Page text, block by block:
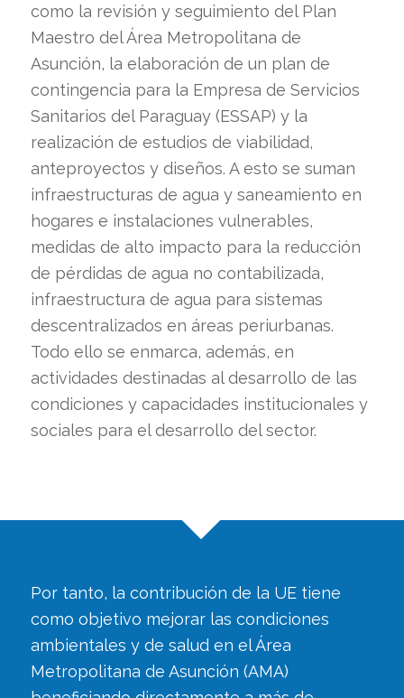
como la revisión y seguimiento del Plan
Maestro del Área Metropolitana de
Asunción, la elaboración de un plan de
contingencia para la Empresa de Servicios
Sanitarios del Paraguay (ESSAP) y la
realización de estudios de viabilidad,
anteproyectos y diseños. A esto se suman
infraestructuras de agua y saneamiento en
hogares e instalaciones vulnerables,
medidas de alto impacto para la reducción
de pérdidas de agua no contabilizada,
infraestructura de agua para sistemas
descentralizados en áreas periurbanas.
Todo ello se enmarca, además, en
actividades destinadas al desarrollo de las
condiciones y capacidades institucionales y
sociales para el desarrollo del sector.
Por tanto, la contribución de la UE tiene
como objetivo mejorar las condiciones
ambientales y de salud en el Área
Metropolitana de Asunción (AMA)